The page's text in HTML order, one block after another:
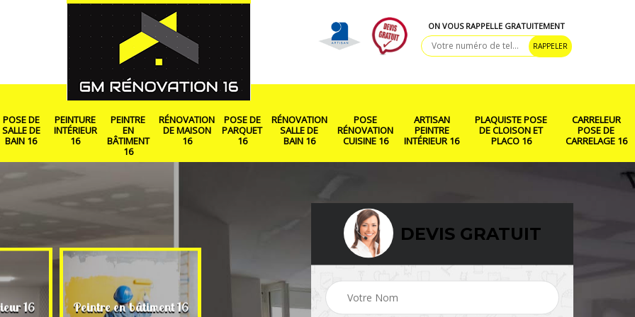
ON VOUS RAPPELLE GRATUITEMENT
POSE DE
SALLE DE
BAIN 16
PEINTURE
INTÉRIEUR
16
PEINTRE
EN
BÂTIMENT
16
RÉNOVATION
DE MAISON
16
POSE DE
PARQUET
16
RÉNOVATION
SALLE DE
BAIN 16
POSE
RÉNOVATION
CUISINE 16
ARTISAN
PEINTRE
INTÉRIEUR 16
PLAQUISTE POSE
DE CLOISON ET
PLACO 16
CARRELEUR
POSE DE
CARRELAGE 16
16 Peintre en bâtiment 16 Rénovation de maison
16 Pose de parquet 16 Rénovation salle de
DEVIS GRATUIT